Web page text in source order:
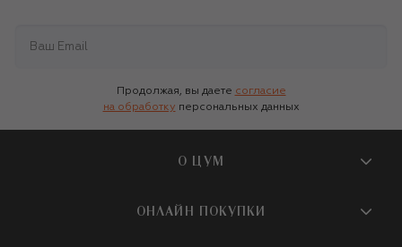
Продолжая, вы даете согласие
на обработку персональных данных
О ЦУМ
О магазине
ОНЛАЙН ПОКУПКИ